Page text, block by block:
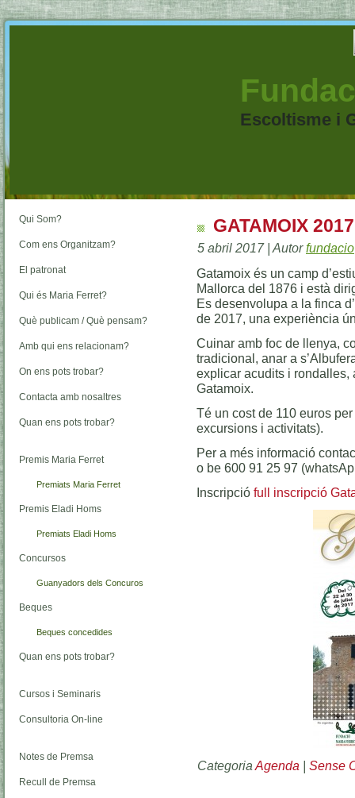
Escoltisme i
Qui Som?
Com ens Organitzam?
El patronat
Qui és Maria Ferret?
Què publicam / Què pensam?
Amb qui ens relacionam?
On ens pots trobar?
Contacta amb nosaltres
Quan ens pots trobar?
Premis Maria Ferret
Premiats Maria Ferret
Premis Eladi Homs
Premiats Eladi Homs
Concursos
Guanyadors dels Concuros
Beques
Beques concedides
Quan ens pots trobar?
Cursos i Seminaris
Consultoria On-line
Notes de Premsa
Recull de Premsa
GATAMOIX 2017
5 abril 2017 | Autorfundacio
Gatamoix és un camp
Mallorca del 1876 i està
Es desenvolupa a la finca
de 2017, una experiència
Cuinar amb foc de llenya,
tradicional, anar a
explicar acudits i rondalles,
Gatamoix.
Té un cost de 110 euros
excursions i activitats).
Per a més informació
o be 600 91 25 97
Inscripció full inscripció
Categoria Agenda | Sense